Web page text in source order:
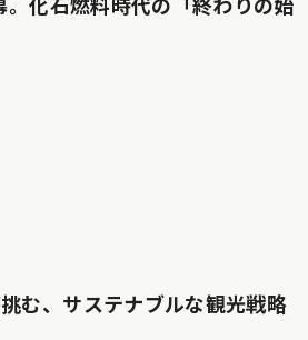
。化石燃料時代の「終わりの始
む、サステナブルな観光戦略